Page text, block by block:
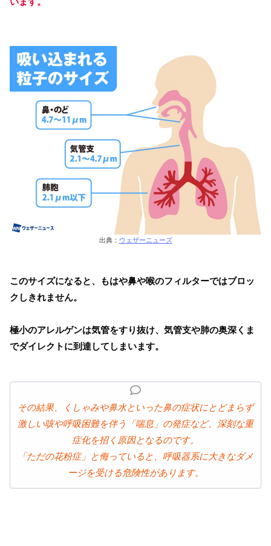
出典： ウェザーニューズ
このサイズになると、もはや鼻や喉のフィルターではブロッ
クしきれません。
極小のアレルゲンは気管をすり抜け、気管支や肺の奥深くま
でダイレクトに到達してしまいます。
その結果、くしゃみや鼻水といった鼻の症状にとどまらず
激しい咳や呼吸困難を伴う「喘息」の発症など、深刻な重
症化を招く原因となるのです。
「ただの花粉症」と侮っていると、呼吸器系に大きなダメ
ージを受ける危険性があります。